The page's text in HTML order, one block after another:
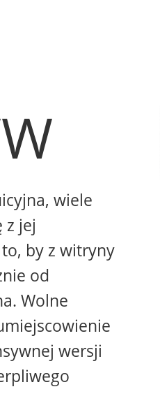
wiele
z jej
by z witryny
od
Wolne
wersji